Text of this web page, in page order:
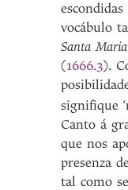
vocábulo
Santa Maria
(1666.3).
signifique
Canto á
que nos
presenza
tal como